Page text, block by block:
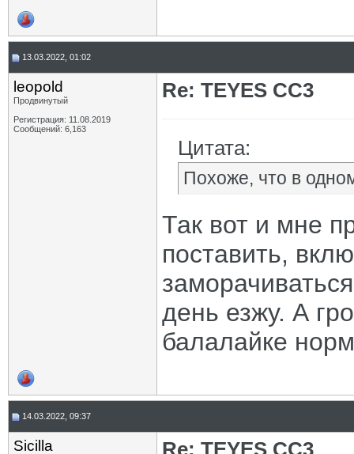
13.03.2022, 01:02
leopold
Продвинутый
Регистрация: 11.08.2019
Сообщений: 6,163
Re: TEYES CC3
Цитата:
Похоже, что в
Так вот и мне
поставить,
день езжу. А
балалайке
14.03.2022, 09:37
Sicilla Re: TEYES CC3